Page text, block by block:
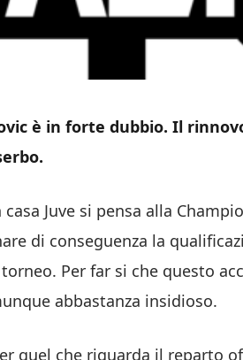
è in forte dubbio. Il
Juve si pensa alla
di conseguenza la
Per far si che questo
abbastanza insidioso.
quel che riguarda il reparto